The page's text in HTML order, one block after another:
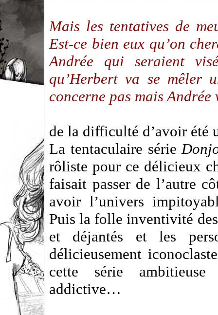
Mais les tentatives de
Est-ce bien eux qu’on
Andrée qui seraient
qu’Herbert va se mêler
concerne pas mais Andrée
de la difficulté d’avoir été
La tentaculaire série
rôliste pour ce délicieux
faisait passer de l’autre
avoir l’univers
Puis la folle inventivité
et déjantés et les
délicieusement
cette série ambitieuse
addictive…